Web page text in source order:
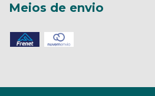
Meios de envio